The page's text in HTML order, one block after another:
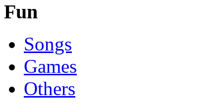
Fun
Songs
Games
Others